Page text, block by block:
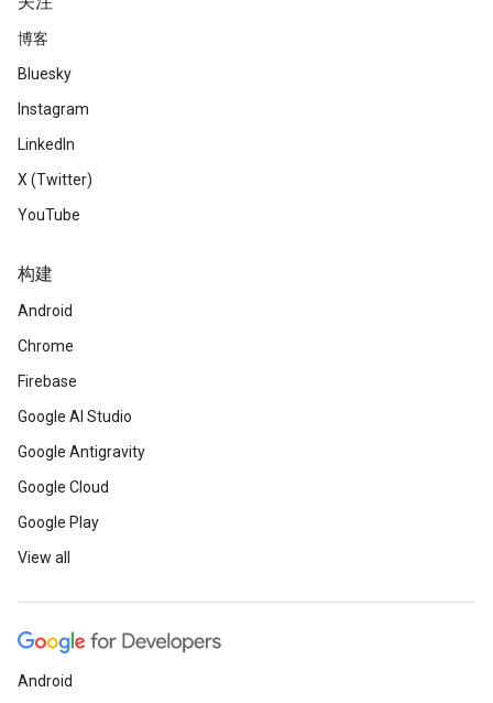
博客
Bluesky
Instagram
LinkedIn
X (Twitter)
YouTube
构建
Android
Chrome
Firebase
Google AI Studio
Google Antigravity
Google Cloud
Google Play
View all
Android